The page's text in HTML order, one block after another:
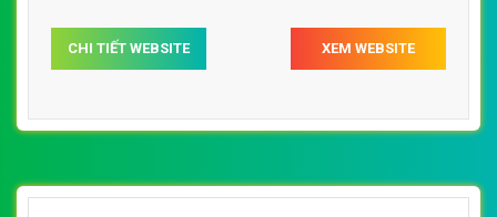
CHI TIẾT WEBSITE XEM WEBSITE